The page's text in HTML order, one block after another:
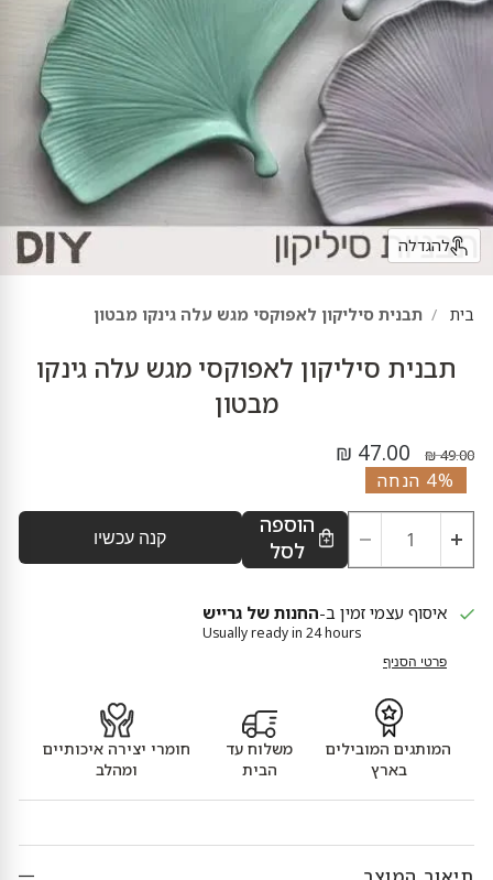
להגדלה
בית תבנית סיליקון לאפוקסי מגש עלה גינקו מבטון
תבנית סיליקון לאפוקסי מגש עלה גינקו
מבטון
4% הנחה
מחיר מקורי
49.00 ₪ מחיר נוכחי
47.00 ₪
הוספה
לסל
קנה עכשיו
איסוף עצמי זמין ב-החנות של גרייש
Usually ready in 24 hours
פרטי הסניף
המותגים המובילים
בארץ
משלוח עד
הבית
חומרי יצירה איכותיים
ומהלב